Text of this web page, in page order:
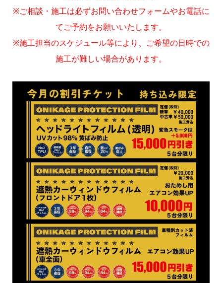
※ご相談・施工は必ずお問い合わせフォームやお電話に
てご予約をお願いいたします。
※施工担当のスケジュール等により、ご希望の日時での
施工が難しい場合があります。